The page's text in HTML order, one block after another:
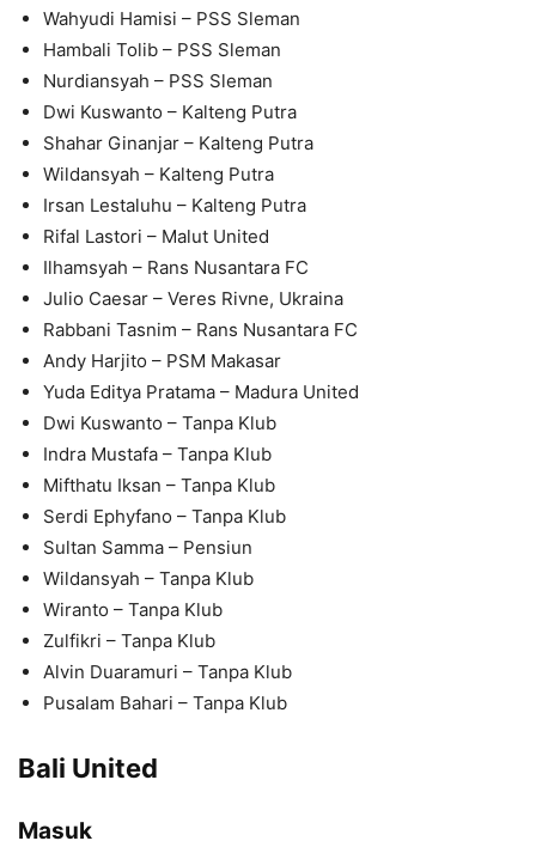
Wahyudi Hamisi – PSS Sleman
Hambali Tolib – PSS Sleman
Nurdiansyah – PSS Sleman
Dwi Kuswanto – Kalteng Putra
Shahar Ginanjar – Kalteng Putra
Wildansyah – Kalteng Putra
Irsan Lestaluhu – Kalteng Putra
Rifal Lastori – Malut United
Ilhamsyah – Rans Nusantara FC
Julio Caesar – Veres Rivne, Ukraina
Rabbani Tasnim – Rans Nusantara FC
Andy Harjito – PSM Makasar
Yuda Editya Pratama – Madura United
Dwi Kuswanto – Tanpa Klub
Indra Mustafa – Tanpa Klub
Mifthatu Iksan – Tanpa Klub
Serdi Ephyfano – Tanpa Klub
Sultan Samma – Pensiun
Wildansyah – Tanpa Klub
Wiranto – Tanpa Klub
Zulfikri – Tanpa Klub
Alvin Duaramuri – Tanpa Klub
Pusalam Bahari – Tanpa Klub
Bali United
Masuk